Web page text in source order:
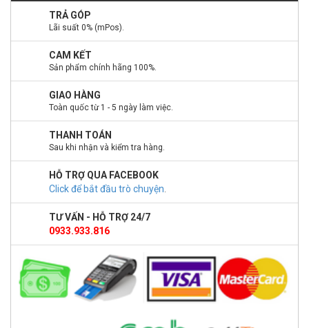
TRẢ GÓP
Lãi suất 0% (mPos).
CAM KẾT
Sản phẩm chính hãng 100%.
GIAO HÀNG
Toàn quốc từ 1 - 5 ngày làm việc.
THANH TOÁN
Sau khi nhận và kiểm tra hàng.
HỖ TRỢ QUA FACEBOOK
Click để bắt đầu trò chuyện.
TƯ VẤN - HỖ TRỢ 24/7
0933.933.816